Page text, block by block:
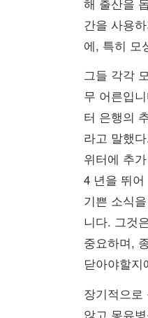
간을 사용
에, 특히 모
그들 각각
무 어른입
터 은행의
라고 말했
위터에 추
4 년을 뛰
기쁜 소식
니다. 그것
중요하며,
닫아야할
장기적으
않고 몽유